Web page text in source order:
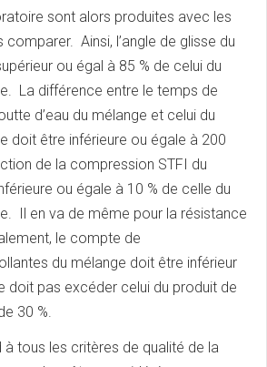
sont alors produites avec les
Ainsi, l’angle de glisse du
ou égal à 85 % de celui du
La différence entre le temps de
d’eau du mélange et celui du
doit être inférieure ou égale à 200
de la compression STFI du
ou égale à 10 % de celle du
Il en va de même pour la résistance
le compte de
du mélange doit être inférieur
doit pas excéder celui du produit de
30 %.
à tous les critères de qualité de la